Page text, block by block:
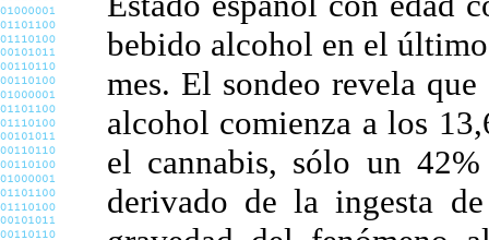
bebido alcohol en el
mes. El sondeo revela
alcohol comienza a los
el cannabis, sólo un
derivado de la ingesta